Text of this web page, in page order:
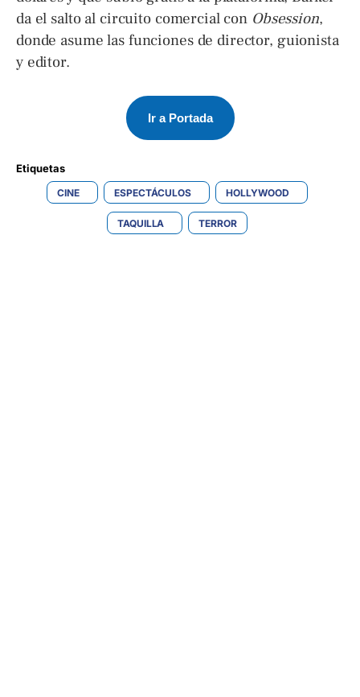
da el salto al circuito comercial con Obsession,
donde asume las funciones de director, guionista
y editor.
Ir a Portada
Etiquetas
CINE ESPECTÁCULOS HOLLYWOOD
TAQUILLA TERROR